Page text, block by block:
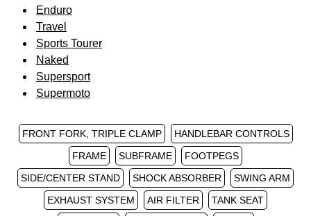
Enduro
Travel
Sports Tourer
Naked
Supersport
Supermoto
FRONT FORK, TRIPLE CLAMP
HANDLEBAR CONTROLS
FRAME
SUBFRAME
FOOTPEGS
SIDE/CENTER STAND
SHOCK ABSORBER
SWING ARM
EXHAUST SYSTEM
AIR FILTER
TANK SEAT